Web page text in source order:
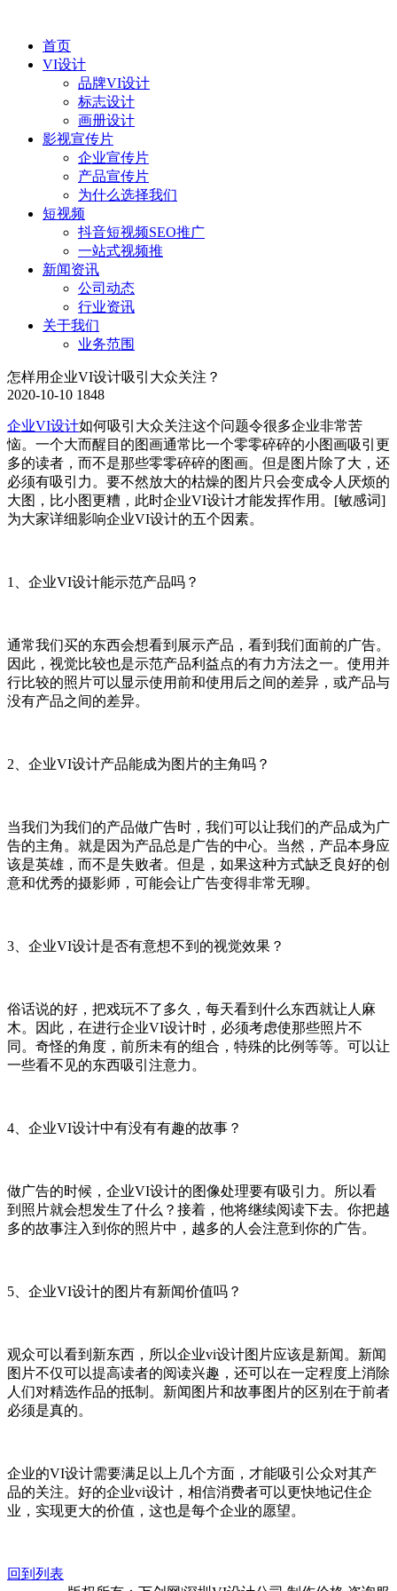
首页
VI设计
品牌VI设计
标志设计
画册设计
影视宣传片
企业宣传片
产品宣传片
为什么选择我们
短视频
抖音短视频SEO推广
一站式视频推
新闻资讯
公司动态
行业资讯
关于我们
业务范围
怎样用企业VI设计吸引大众关注？
2020-10-10 1848
企业VI设计如何吸引大众关注这个问题令很多企业非常苦
恼。一个大而醒目的图画通常比一个零零碎碎的小图画吸引更
多的读者，而不是那些零零碎碎的图画。但是图片除了大，还
必须有吸引力。要不然放大的枯燥的图片只会变成令人厌烦的
大图，比小图更糟，此时企业VI设计才能发挥作用。[敏感词]
为大家详细影响企业VI设计的五个因素。
1、企业VI设计能示范产品吗？
通常我们买的东西会想看到展示产品，看到我们面前的广告。
因此，视觉比较也是示范产品利益点的有力方法之一。使用并
行比较的照片可以显示使用前和使用后之间的差异，或产品与
没有产品之间的差异。
2、企业VI设计产品能成为图片的主角吗？
当我们为我们的产品做广告时，我们可以让我们的产品成为广
告的主角。就是因为产品总是广告的中心。当然，产品本身应
该是英雄，而不是失败者。但是，如果这种方式缺乏良好的创
意和优秀的摄影师，可能会让广告变得非常无聊。
3、企业VI设计是否有意想不到的视觉效果？
俗话说的好，把戏玩不了多久，每天看到什么东西就让人麻
木。因此，在进行企业VI设计时，必须考虑使那些照片不
同。奇怪的角度，前所未有的组合，特殊的比例等等。可以让
一些看不见的东西吸引注意力。
4、企业VI设计中有没有有趣的故事？
做广告的时候，企业VI设计的图像处理要有吸引力。所以看
到照片就会想发生了什么？接着，他将继续阅读下去。你把越
多的故事注入到你的照片中，越多的人会注意到你的广告。
5、企业VI设计的图片有新闻价值吗？
观众可以看到新东西，所以企业vi设计图片应该是新闻。新闻
图片不仅可以提高读者的阅读兴趣，还可以在一定程度上消除
人们对精选作品的抵制。新闻图片和故事图片的区别在于前者
必须是真的。
企业的VI设计需要满足以上几个方面，才能吸引公众对其产
品的关注。好的企业vi设计，相信消费者可以更快地记住企
业，实现更大的价值，这也是每个企业的愿望。
回到列表